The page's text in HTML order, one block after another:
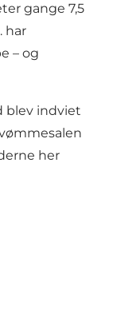
gange 7,5
har
– og
blev indviet
her